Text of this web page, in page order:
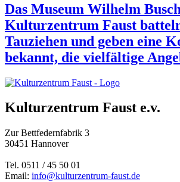
Das Museum Wilhelm
Kulturzentrum Faust
Tauziehen und geben eine
bekannt, die vielfältige
Kulturzentrum Faust e.v.
Zur Bettfedernfabrik 3
30451 Hannover
Tel. 0511 / 45 50 01
Email: info@kulturzentrum-faust.de